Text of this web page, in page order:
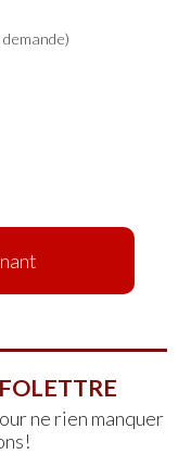
ne rien manquer